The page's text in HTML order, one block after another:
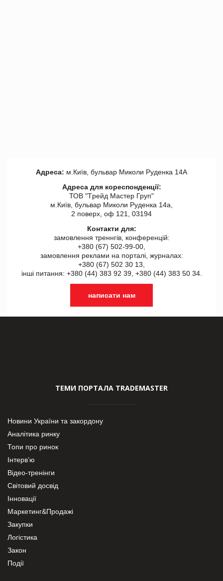
Адреса: м.Київ, бульвар Миколи Руденка 14А
Адреса для кореспонденції:
ТОВ "Tрейд Мастер Груп"
м.Київ, бульвар Миколи Руденка 14а,
2 поверх, оф 121, 03194
Контакти для:
замовлення треннгів, конференцій:
+380 (67) 502-99-00,
замовлення реклами на порталі, журналах:
+380 (67) 502 30 13,
інші питання: +380 (44) 383 92 39, +380 (44) 383 50 34.
написати нам
ТЕМИ ПОРТАЛА TRADEMASTER
Новини України та закордону
Аналітика ринку
Топи про ринок
Інтерв’ю
Відео-тренінги
Світовий досвід
Інновації
Маркетинг&Продажі
Закупки
Логістика
Закон
Події